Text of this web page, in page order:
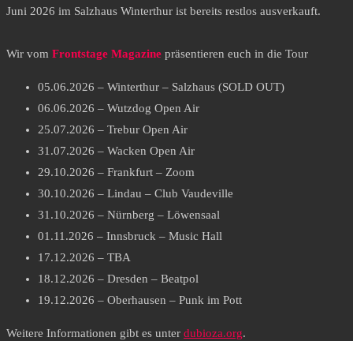
Juni 2026 im Salzhaus Winterthur ist bereits restlos ausverkauft.
Wir vom Frontstage Magazine präsentieren euch in die Tour
05.06.2026 – Winterthur – Salzhaus (SOLD OUT)
06.06.2026 – Wutzdog Open Air
25.07.2026 – Trebur Open Air
31.07.2026 – Wacken Open Air
29.10.2026 – Frankfurt – Zoom
30.10.2026 – Lindau – Club Vaudeville
31.10.2026 – Nürnberg – Löwensaal
01.11.2026 – Innsbruck – Music Hall
17.12.2026 – TBA
18.12.2026 – Dresden – Beatpol
19.12.2026 – Oberhausen – Punk im Pott
Weitere Informationen gibt es unter dubioza.org.